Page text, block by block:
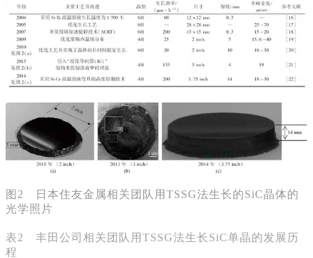
图2 日本住友金属相关团队用TSSG法生长的SiC晶体的
光学照片
表2 丰田公司相关团队用TSSG法生长SiC单晶的发展历
程